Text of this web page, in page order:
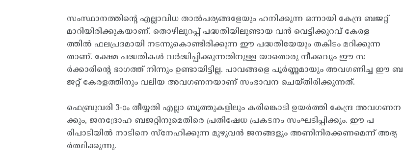
സംസ്ഥാനത്തിന്റെ എല്ലാവിധ താല്‍പര്യങ്ങളേയും ഹനിക്കുന്ന ഒന്നായി കേന്ദ്ര ബജറ്റ്‌
മാറിയിരിക്കുകയാണ്‌. തൊഴിലുറപ്പ്‌ പദ്ധതിയിലുണ്ടായ വന്‍ വെട്ടിക്കുറവ്‌ കേരള
ത്തില്‍ ഫലപ്രദമായി നടന്നുകൊണ്ടിരിക്കുന്ന ഈ പദ്ധതിയേയും തകിടം മറിക്കുന്ന
താണ്‌. ക്ഷേമ പദ്ധതികള്‍ വര്‍ദ്ധിപ്പിക്കുന്നതിനുള്ള യാതൊരു നീക്കവും ഈ സ
ര്‍ക്കാരിന്റെ ഭാഗത്ത്‌ നിന്നും ഉണ്ടായിട്ടില്ല. പാവങ്ങളെ പൂര്‍ണ്ണമായും അവഗണിച്ച ഈ ബ
ജറ്റ്‌ കേരളത്തിനും വലിയ അവഗണനയാണ്‌ സംഭാവന ചെയ്‌തിരിക്കുന്നത്‌.
ഫെബ്രുവരി 3-ാം തീയ്യതി എല്ലാ ബൂത്തുകളിലും കരിങ്കൊടി ഉയര്‍ത്തി കേന്ദ്ര അവഗണന
ക്കും, ജനദ്രോഹ ബജറ്റിനുമെതിരെ പ്രതിഷേധ പ്രകടനം സംഘടിപ്പിക്കും. ഈ പ
രിപാടിയില്‍ നാടിനെ സ്‌നേഹിക്കുന്ന മുഴുവന്‍ ജനങ്ങളും അണിനിരക്കണമെന്ന്‌ അഭ്യ
ര്‍ത്ഥിക്കുന്നു.